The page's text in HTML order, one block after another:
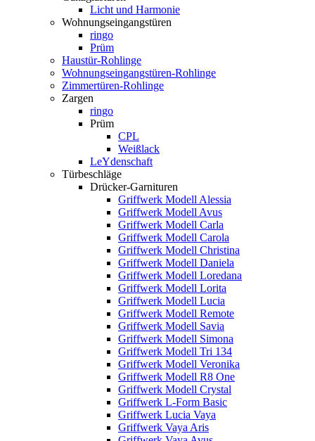
Licht und Harmonie
Wohnungseingangstüren
ringo
Prüm
Haustür-Rohlinge
Wohnungseingangstüren-Rohlinge
Zimmertüren-Rohlinge
Zargen
ringo
Prüm
CPL
Weißlack
LeYdenschaft
Türbeschläge
Drücker-Garnituren
Griffwerk Modell Alessia
Griffwerk Modell Avus
Griffwerk Modell Carla
Griffwerk Modell Carola
Griffwerk Modell Christina
Griffwerk Modell Daniela
Griffwerk Modell Loredana
Griffwerk Modell Lorita
Griffwerk Modell Lucia
Griffwerk Modell Remote
Griffwerk Modell Savia
Griffwerk Modell Simona
Griffwerk Modell Tri 134
Griffwerk Modell Veronika
Griffwerk Modell R8 One
Griffwerk Modell Crystal
Griffwerk L-Form Basic
Griffwerk Lucia Vaya
Griffwerk Vaya Aris